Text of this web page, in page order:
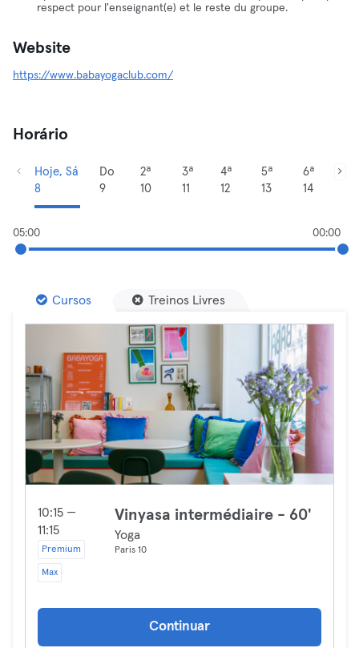
respect pour l'enseignant(e) et le reste du groupe.
Website
https://www.babayogaclub.com/
Horário
Hoje, Sá
8
Do
9
2ª
10
3ª
11
4ª
12
5ª
13
6ª
14
05:00 00:00
Cursos Treinos Livres
10:15 —
11:15
Premium
Max
Vinyasa intermédiaire - 60'
Yoga
Paris 10
Continuar